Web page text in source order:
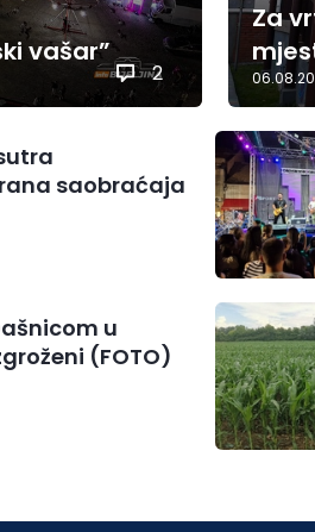
2
vašar”
Za
saobraćaja
u
(FOTO)